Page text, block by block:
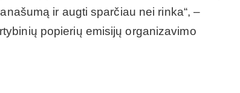
ir augti sparčiau nei rinka“, –
popierių emisijų organizavimo